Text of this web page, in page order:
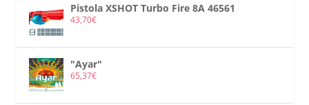
Pistola XSHOT Turbo Fire 8A 46561
43,70€
"Ayar"
65,37€